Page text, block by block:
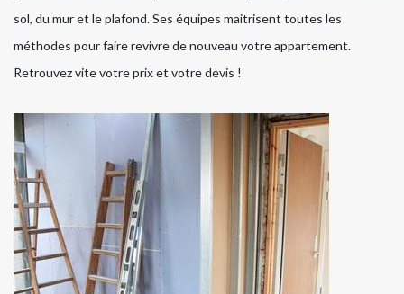
sol, du mur et le plafond. Ses équipes maitrisent toutes les
méthodes pour faire revivre de nouveau votre appartement.
Retrouvez vite votre prix et votre devis !